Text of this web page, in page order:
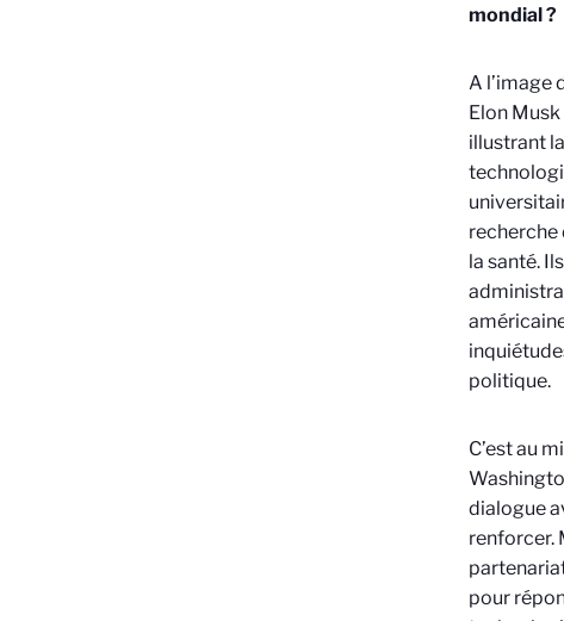
mondial ?
A l’image
Elon
illustrant
recherche
la santé.
politique.
C’est au
dialogue
renforcer.
pour